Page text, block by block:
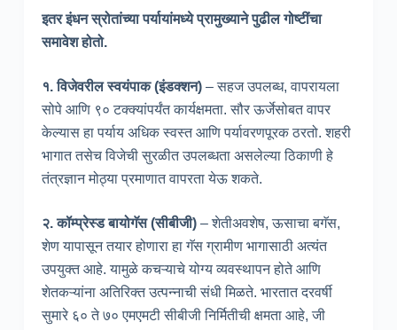
इतर इंधन स्रोतांच्या पर्यायांमध्ये प्रामुख्याने पुढील गोष्टींचा
समावेश होतो.
१. विजेवरील स्वयंपाक (इंडक्शन) – सहज उपलब्ध, वापरायला
सोपे आणि ९० टक्क्यांपर्यंत कार्यक्षमता. सौर ऊर्जेसोबत वापर
केल्यास हा पर्याय अधिक स्वस्त आणि पर्यावरणपूरक ठरतो. शहरी
भागात तसेच विजेची सुरळीत उपलब्धता असलेल्या ठिकाणी हे
तंत्रज्ञान मोठ्या प्रमाणात वापरता येऊ शकते.
२. कॉम्प्रेस्ड बायोगॅस (सीबीजी) – शेतीअवशेष, ऊसाचा बगॅस,
शेण यापासून तयार होणारा हा गॅस ग्रामीण भागासाठी अत्यंत
उपयुक्त आहे. यामुळे कचऱ्याचे योग्य व्यवस्थापन होते आणि
शेतकऱ्यांना अतिरिक्त उत्पन्नाची संधी मिळते. भारतात दरवर्षी
सुमारे ६० ते ७० एमएमटी सीबीजी निर्मितीची क्षमता आहे, जी